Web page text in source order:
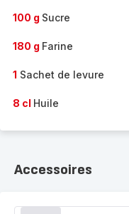
100 g Sucre
180 g Farine
1 Sachet de levure
8 cl Huile
Accessoires